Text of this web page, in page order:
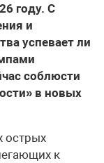
году. С
и
успевает ли
соблюсти
в новых
острых
к